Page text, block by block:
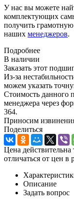
У нас вы можете
комплектующих
получить
наших менеджеров.
Подробнее
В наличии
Заказать этот
Из-за
можем указать
Стоимость данного
менеджера через
364.
Приносим
Поделиться
Цена действительна
отличаться от цен в
Описание
Задать вопрос